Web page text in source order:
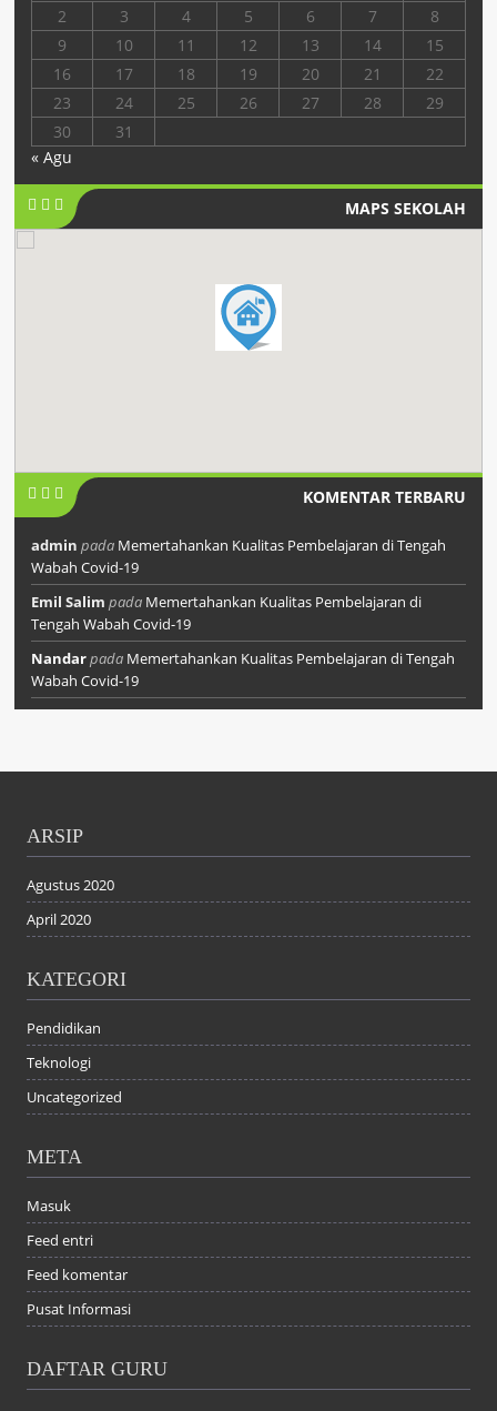
2
3 4 5 6 7
8
9
10 11 12 13 14
15
16
17 18 19 20 21
22
23
24 25 26 27 28
29
30
31
« Agu
MAPS SEKOLAH
KOMENTAR TERBARU
admin pada Memertahankan Kualitas Pembelajaran di Tengah
Wabah Covid-19
Emil Salim pada Memertahankan Kualitas Pembelajaran di
Tengah Wabah Covid-19
Nandarpada Memertahankan Kualitas Pembelajaran di Tengah
Wabah Covid-19
ARSIP
Agustus 2020
April 2020
KATEGORI
Pendidikan
Teknologi
Uncategorized
META
Masuk
Feed entri
Feed komentar
Pusat Informasi
DAFTAR GURU